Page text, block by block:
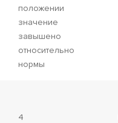
положении
значение
завышено
относительно
нормы
4